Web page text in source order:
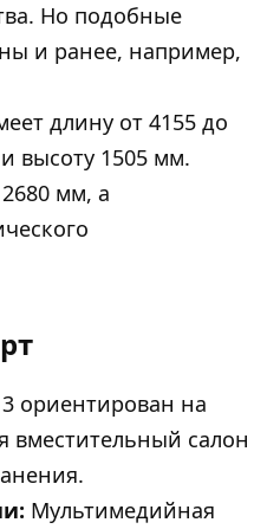
Но подобные
и ранее, например,
длину от 4155 до
высоту 1505 мм.
мм, а
ориентирован на
вместительный салон
Мультимедийная